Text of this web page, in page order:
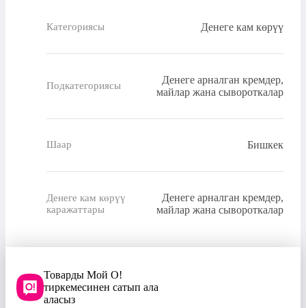
Категориясы Денеге кам көрүү
Подкатегориясы
Денеге арналган кремдер,
майлар жана сывороткалар
Шаар Бишкек
Денеге кам көрүү
каражаттары
Денеге арналган кремдер,
майлар жана сывороткалар
Товарды Мой О!
тиркемесинен сатып ала
аласыз